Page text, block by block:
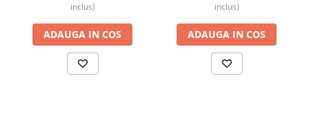
inclus)
ADAUGA IN COS
inclus)
ADAUGA IN COS